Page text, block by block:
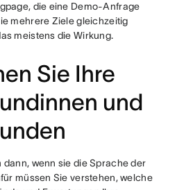
die eine Demo-Anfrage
mehrere Ziele gleichzeitig
meistens die Wirkung.
Sie Ihre
und
wenn sie die Sprache der
müssen Sie verstehen, welche